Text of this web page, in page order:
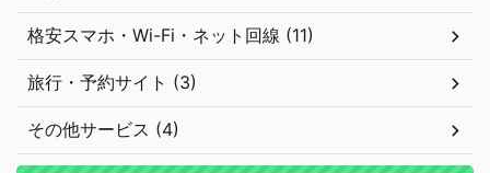
格安スマホ・Wi-Fi・ネット回線 (11)
旅行・予約サイト (3)
その他サービス (4)